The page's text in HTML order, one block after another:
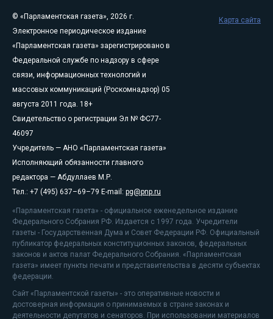
© «Парламентская газета», 2026 г.
Электронное периодическое издание
«Парламентская газета» зарегистрировано в
Федеральной службе по надзору в сфере
связи, информационных технологий и
массовых коммуникаций (Роскомнадзор) 05
августа 2011 года. 18+
Свидетельство о регистрации Эл № ФС77-
46097
Учредитель — АНО «Парламентская газета»
Исполняющий обязанности главного
редактора — Абдуллаев М.Р.
Тел.: +7 (495) 637–69–79 E-mail: pg@pnp.ru
«Парламентская газета» - официальное еженедельное издание
Федерального Собрания РФ. Издается с 1997 года. Учредители
газеты - Государственная Дума и Совет Федерации РФ. Официальный
публикатор федеральных конституционных законов, федеральных
законов и актов палат Федерального Собрания. «Парламентская
газета» имеет пункты печати и представительства в десяти субъектах
федерации.
Сайт «Парламентской газеты» - это оперативные новости и
достоверная информация о принимаемых в стране законах и
деятельности депутатов и сенаторов. При использовании материалов
Карта сайта